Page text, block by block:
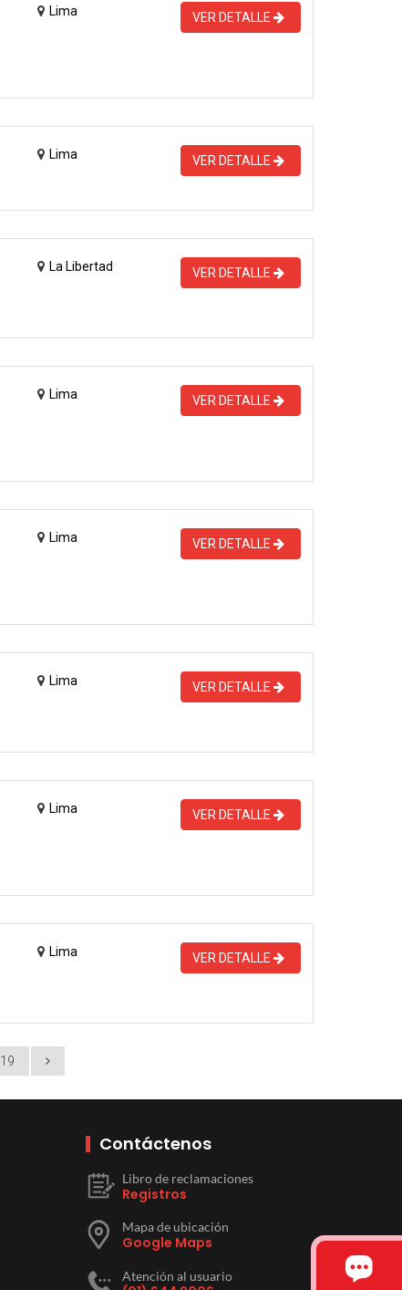
Lima VER DETALLE
Lima VER DETALLE
La Libertad VER DETALLE
Lima VER DETALLE
Lima VER DETALLE
Lima VER DETALLE
Lima VER DETALLE
Lima VER DETALLE
19
Contáctenos
Libro de reclamaciones
Registros
Mapa de ubicación
Google Maps
Atención al usuario